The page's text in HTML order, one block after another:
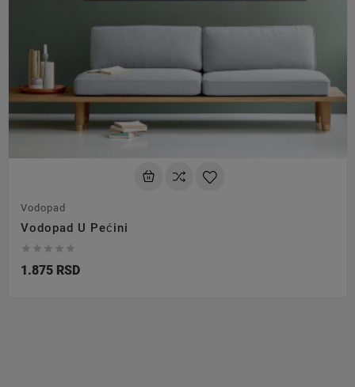
Vodopad
Vodopad U Pećini
    
1.875 RSD